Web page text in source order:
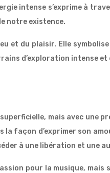
intense s’exprime à
notre existence.
et du plaisir. Elle
d’exploration intense
mais avec
d’exprimer son
à une libération et une
pour la musique,